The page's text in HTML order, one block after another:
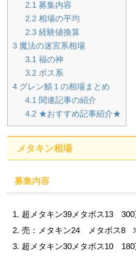
2.1募集内容
2.2相場の平均
2.3経験値換算
3 魔法の迷宮系相場
3.1福の神
3.2ボス系
4 グレン鯖１の相場まとめ
4.1関連記事の紹介
4.2★おすすめ記事紹介★
メタキン相場
募集内容
超メタキン39メタボス13 300
売：メタキン24 メタボス8
超メタキン30メタボス10 180